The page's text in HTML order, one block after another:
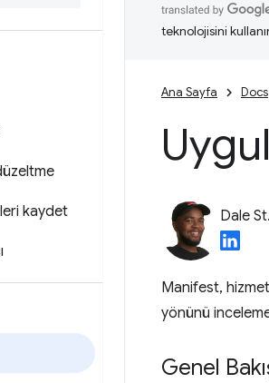
kaydet
teknolojisini
Ana Sayfa Docs
Dale
Manifest,
yönünü
Genel